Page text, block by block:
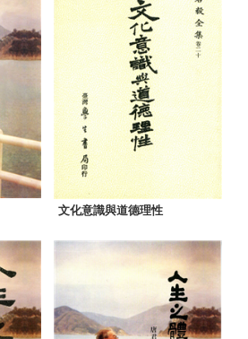
文化意識與道德理性